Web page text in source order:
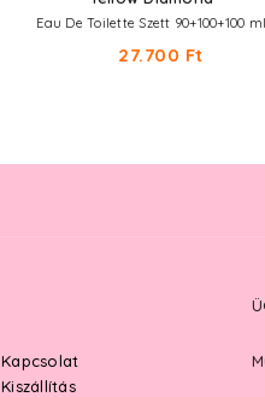
Eau De Toilette Szett 90+100+100 ml
27.700 Ft
Kapcsolat
Kiszállítás